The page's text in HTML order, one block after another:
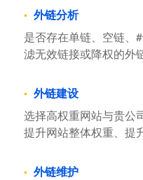
外链分析
是否存在单链、空链、
滤无效链接或降权的外
外链建设
选择高权重网站与贵公
提升网站整体权重、提
外链维护